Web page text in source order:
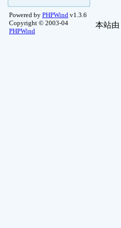
Powered by PHPWind v1.3.6
Copyright © 2003-04
PHPWind
本站由